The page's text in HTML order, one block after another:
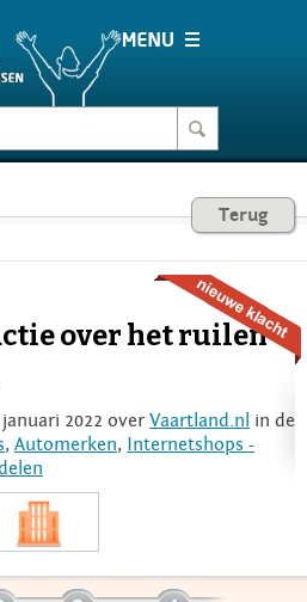
Terug
over het ruilen
2022 overVaartland.nl in de
, Automerken, Internetshops -